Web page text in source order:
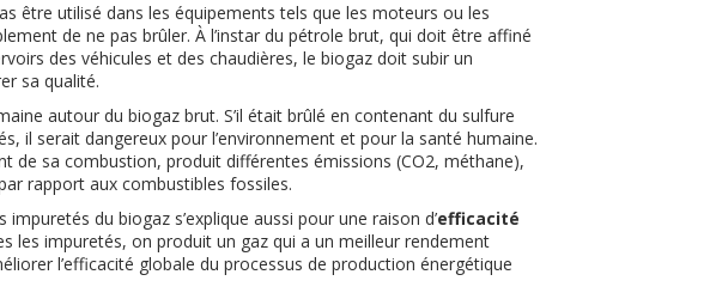
être utilisé dans les équipements tels que les moteurs ou les
de ne pas brûler. À l’instar du pétrole brut, qui doit être affiné
des véhicules et des chaudières, le biogaz doit subir un
sa qualité.
autour du biogaz brut. S’il était brûlé en contenant du sulfure
il serait dangereux pour l’environnement et pour la santé humaine.
de sa combustion, produit différentes émissions (CO2, méthane),
rapport aux combustibles fossiles.
du biogaz s’explique aussi pour une raison d’efficacité
les impuretés, on produit un gaz qui a un meilleur rendement
l’efficacité globale du processus de production énergétique